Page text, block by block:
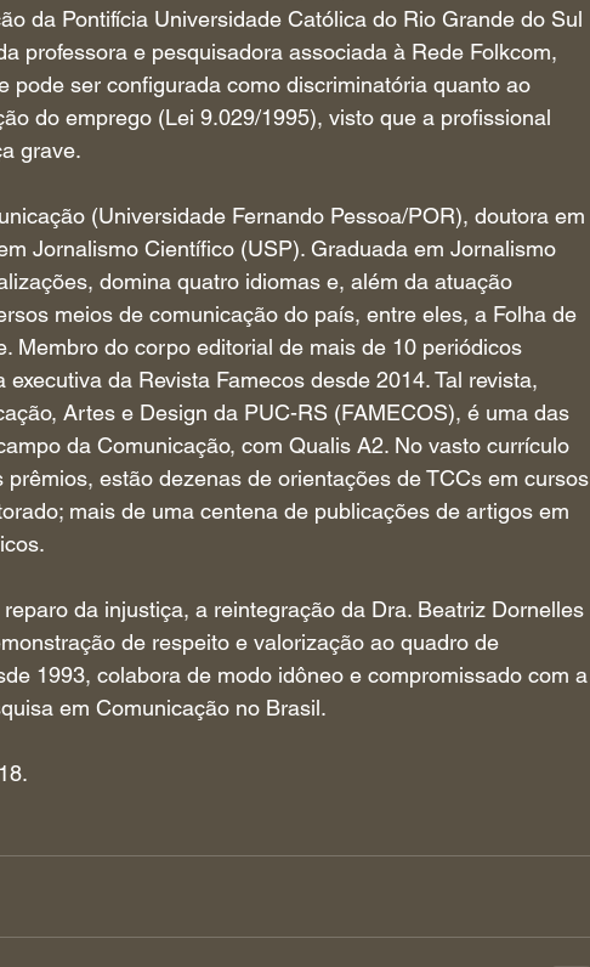
da Pontifícia Universidade Católica do Rio Grande do Sul
professora e pesquisadora associada à Rede Folkcom,
pode ser configurada como discriminatória quanto ao
do emprego (Lei 9.029/1995), visto que a profissional
grave.
(Universidade Fernando Pessoa/POR), doutora em
Jornalismo Científico (USP). Graduada em Jornalismo
domina quatro idiomas e, além da atuação
meios de comunicação do país, entre eles, a Folha de
Membro do corpo editorial de mais de 10 periódicos
da Revista Famecos desde 2014. Tal revista,
Artes e Design da PUC-RS (FAMECOS), é uma das
da Comunicação, com Qualis A2. No vasto currículo
estão dezenas de orientações de TCCs em cursos
mais de uma centena de publicações de artigos em
da injustiça, a reintegração da Dra. Beatriz Dornelles
de respeito e valorização ao quadro de
1993, colabora de modo idôneo e compromissado com a
em Comunicação no Brasil.